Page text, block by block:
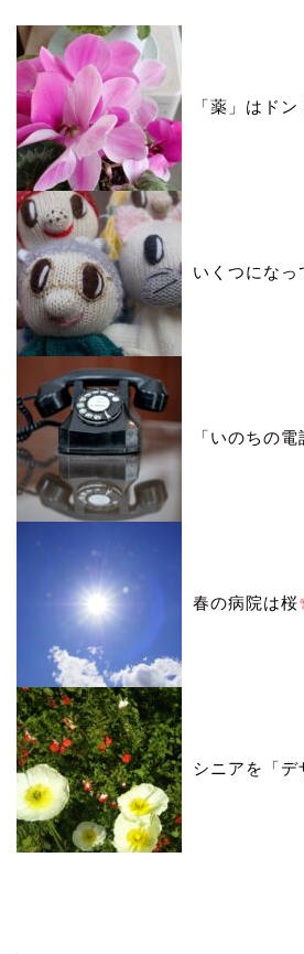
「薬」はド
いくつになっ
「いのちの
春の病院は桜
シニアを「デ